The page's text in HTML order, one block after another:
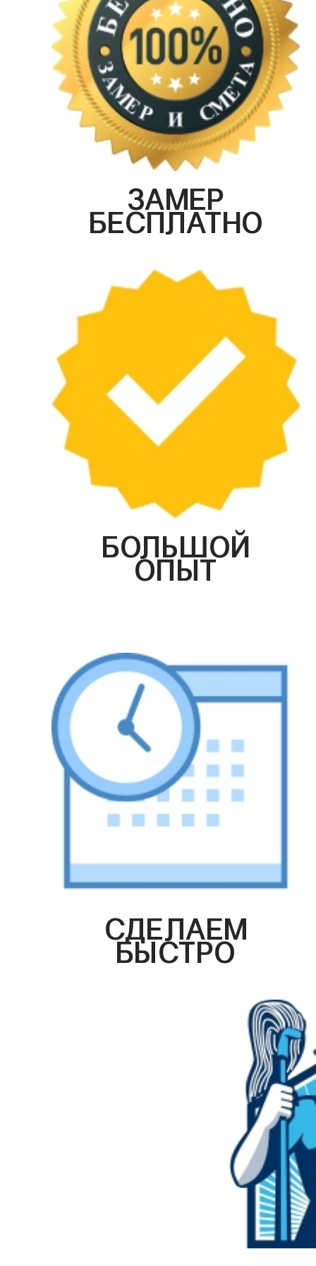
ЗАМЕР
БЕСПЛАТНО
БОЛЬШОЙ
ОПЫТ
СДЕЛАЕМ
БЫСТРО